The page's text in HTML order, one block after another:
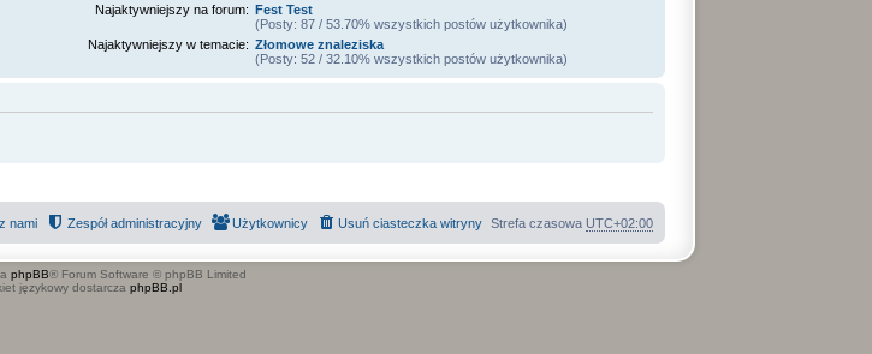
Najaktywniejszy na forum: Fest Test
(Posty: 87 / 53.70% wszystkich postów użytkownika)
Najaktywniejszy w temacie: Złomowe znaleziska
(Posty: 52 / 32.10% wszystkich postów użytkownika)
Strefa czasowa UTC+02:00
Usuń ciasteczka witryny
Użytkownicy
Zespół administracyjny
nami
phpBB® Forum Software © phpBB Limited
językowy dostarcza phpBB.pl